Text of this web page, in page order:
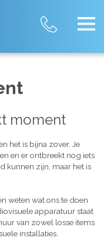
moment
het is bijna zover. Je
en er ontbreekt nog iets
kunnen zijn, maar het is
weten wat ons te doen
apparatuur staat
van zowel losse items
installaties.